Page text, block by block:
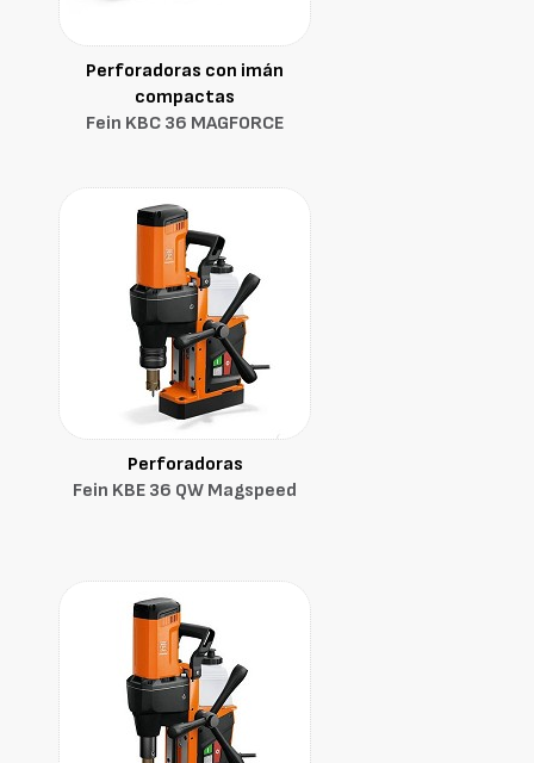
Perforadoras con imán
compactas
Fein KBC 36 MAGFORCE
Perforadoras
Fein KBE 36 QW Magspeed